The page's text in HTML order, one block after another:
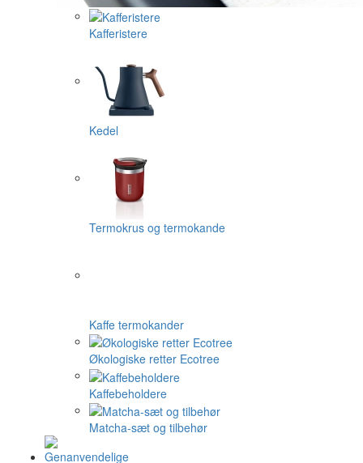
Kafferistere
Kedel
Termokrus og termokande
Kaffe termokander
Økologiske retter Ecotree
Kaffebeholdere
Matcha-sæt og tilbehør